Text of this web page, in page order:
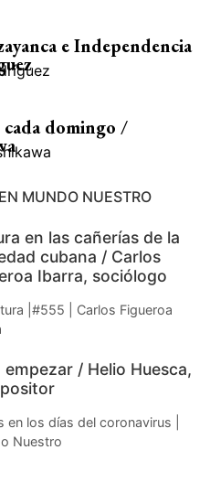
e Independencia
cada domingo /
MUNDO NUESTRO
en las cañerías de la
cubana / Carlos
Ibarra, sociólogo
|#555 | Carlos Figueroa
empezar / Helio Huesca,
en los días del coronavirus |
Nuestro